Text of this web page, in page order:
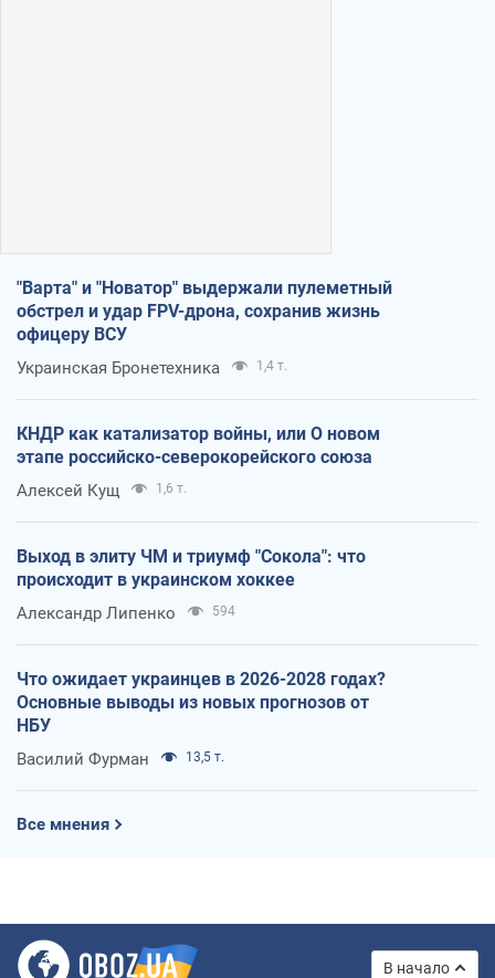
"Варта" и "Новатор" выдержали пулеметный
обстрел и удар FPV-дрона, сохранив жизнь
офицеру ВСУ
Украинская Бронетехника 1,4 т.
КНДР как катализатор войны, или О новом
этапе российско-северокорейского союза
Алексей Кущ 1,6 т.
Выход в элиту ЧМ и триумф "Сокола": что
происходит в украинском хоккее
Александр Липенко 594
Что ожидает украинцев в 2026-2028 годах?
Основные выводы из новых прогнозов от
НБУ
Василий Фурман 13,5 т.
Все мнения
В начало